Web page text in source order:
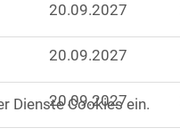
20.09.2027
20.09.2027
20.09.2027
Dienste Cookies ein.